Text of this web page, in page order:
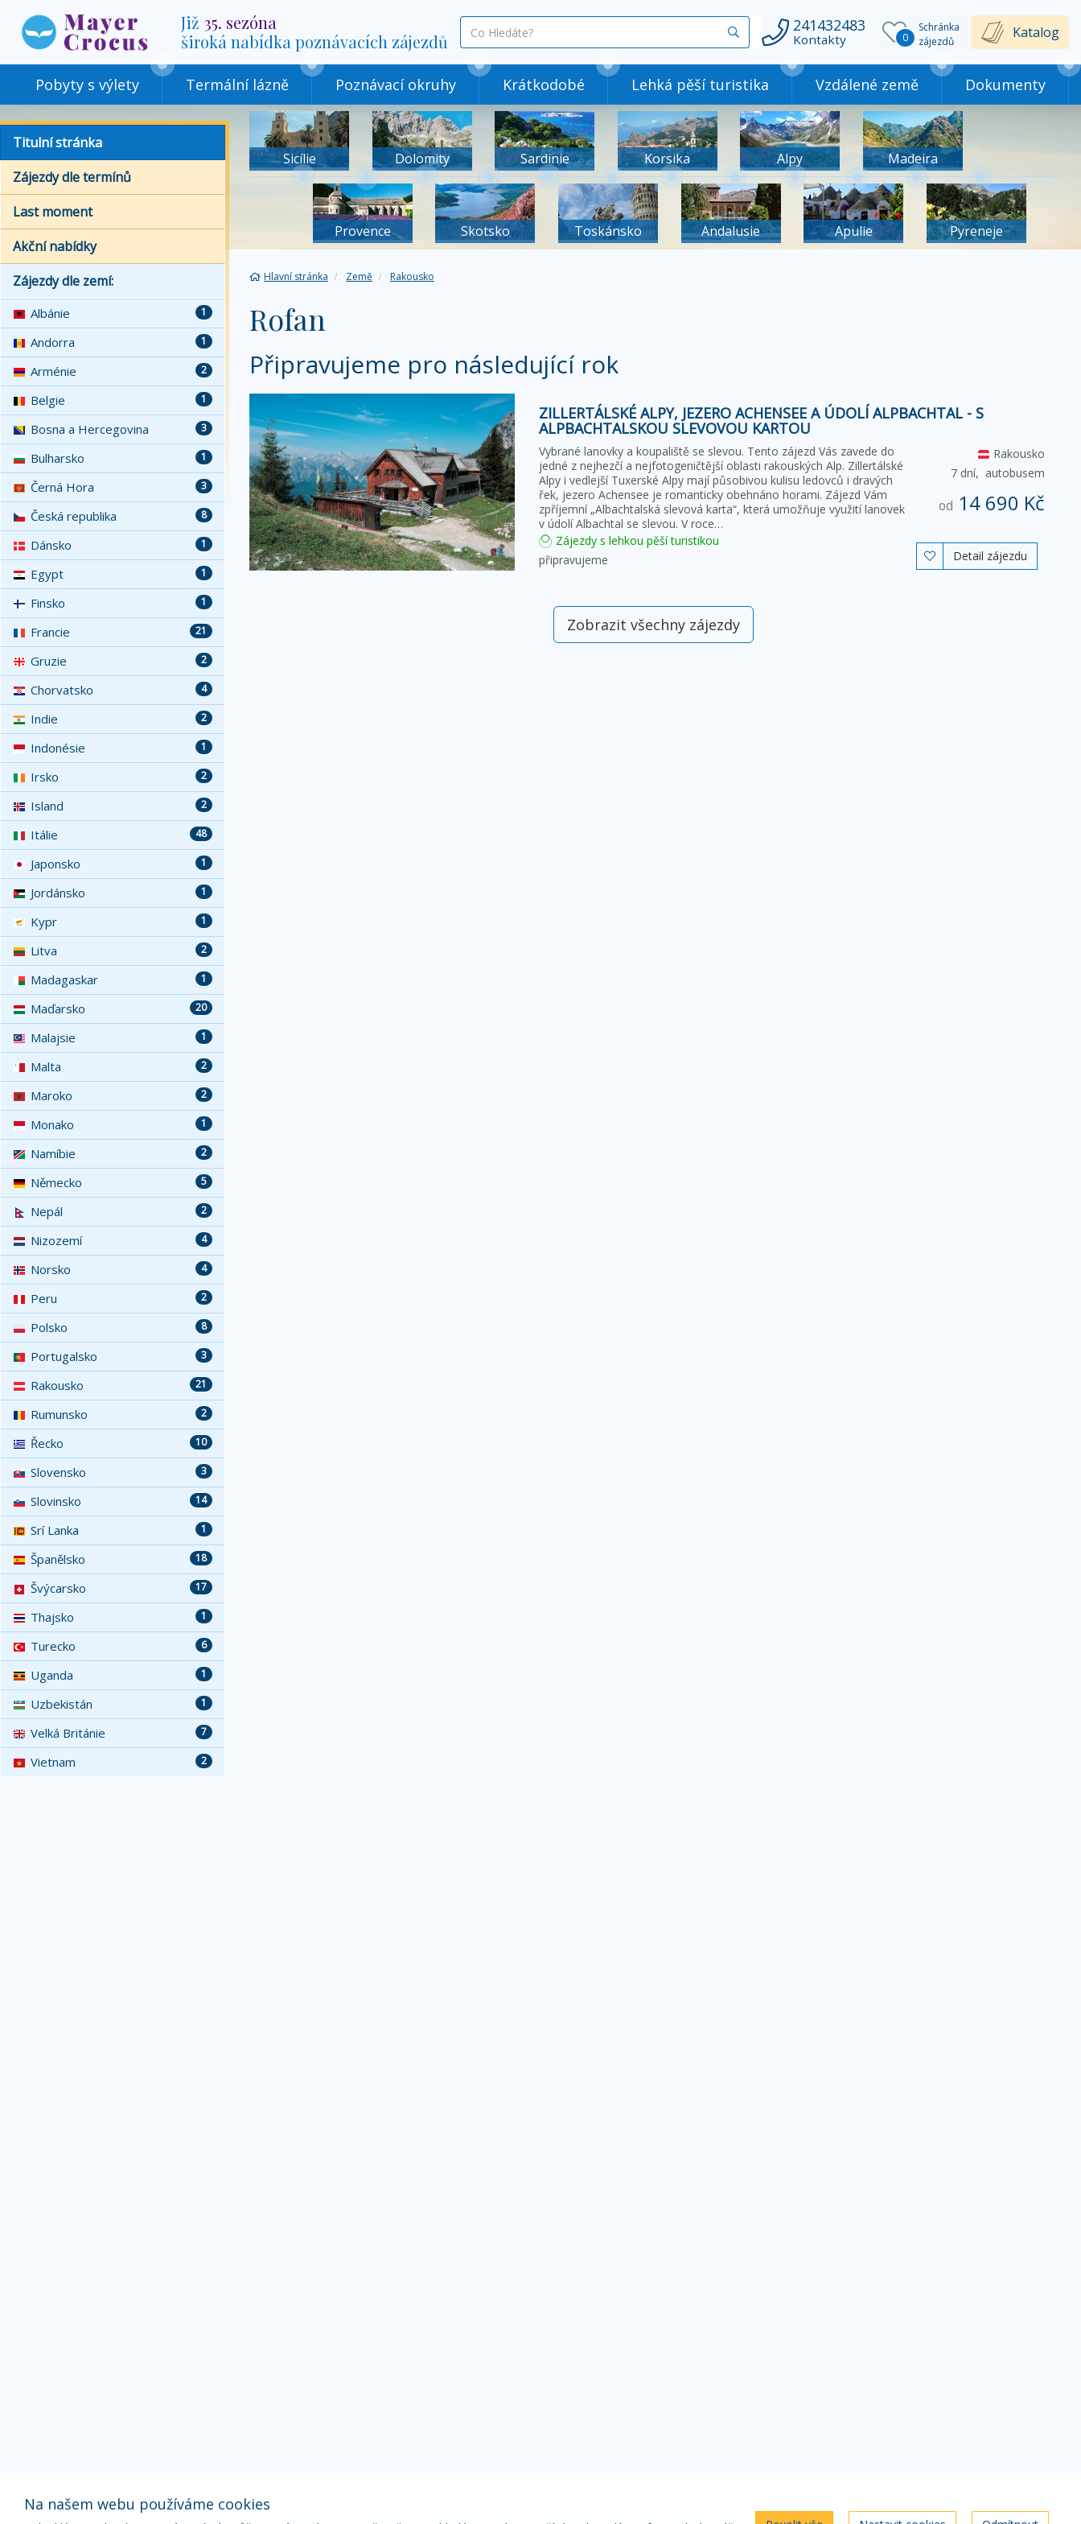
Již 35. sezóna
široká nabídka poznávacích zájezdů
co
hledáte
Vyhledat 241432483
Kontakty
Schránka
zájezdů
0 Katalog
Pobyty s výlety Termální lázně Poznávací okruhy Krátkodobé Lehká pěší turistika Vzdálené země Dokumenty
Sicílie Dolomity Sardinie Korsika Alpy Madeira
Provence Skotsko Toskánsko Andalusie Apulie Pyreneje
Hlavní stránka Země Rakousko
Rofan
Připravujeme pro následující rok
ZILLERTÁLSKÉ ALPY, JEZERO ACHENSEE A ÚDOLÍ ALPBACHTAL - S
ALPBACHTALSKOU SLEVOVOU KARTOU
Vybrané lanovky a koupaliště se slevou. Tento zájezd Vás zavede do
jedné z nejhezčí a nejfotogeničtější oblasti rakouských Alp. Zillertálské
Alpy i vedlejší Tuxerské Alpy mají působivou kulisu ledovců i dravých
řek, jezero Achensee je romanticky obehnáno horami. Zájezd Vám
zpříjemní „Albachtalská slevová karta“, která umožňuje využití lanovek
v údolí Albachtal se slevou. V roce…
Rakousko
7 dní, autobusem
od 14 690 Kč
Zájezdy s lehkou pěší turistikou
připravujeme
 Detail zájezdu
Zobrazit všechny zájezdy
Titulní stránka
Zájezdy dle termínů
Last moment
Akční nabídky
Zájezdy dle zemí:
1
Albánie
1
Andorra
2
Arménie
1
Belgie
3
Bosna a Hercegovina
1
Bulharsko
3
Černá Hora
8
Česká republika
1
Dánsko
1
Egypt
1
Finsko
21
Francie
2
Gruzie
4
Chorvatsko
2
Indie
1
Indonésie
2
Irsko
2
Island
48
Itálie
1
Japonsko
1
Jordánsko
1
Kypr
2
Litva
1
Madagaskar
20
Maďarsko
1
Malajsie
2
Malta
2
Maroko
1
Monako
2
Namíbie
5
Německo
2
Nepál
4
Nizozemí
4
Norsko
2
Peru
8
Polsko
3
Portugalsko
21
Rakousko
2
Rumunsko
10
Řecko
3
Slovensko
14
Slovinsko
1
Srí Lanka
18
Španělsko
17
Švýcarsko
1
Thajsko
6
Turecko
1
Uganda
1
Uzbekistán
7
Velká Británie
2
Vietnam
Na našem webu používáme cookies